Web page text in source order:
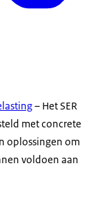
– Het SER
met concrete
oplossingen om
voldoen aan